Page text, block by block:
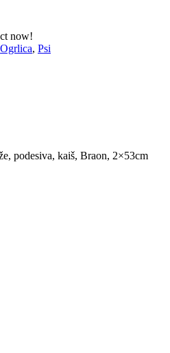
now!
Ogrlica, Psi
podesiva, kaiš, Braon, 2×53cm